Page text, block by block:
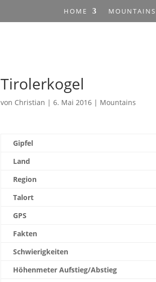
HOME MOUNTAINS
Tirolerkogel
von Christian |6. Mai 2016 | Mountains
Gipfel
Land
Region
Talort
GPS
Fakten
Schwierigkeiten
Höhenmeter Aufstieg/Abstieg